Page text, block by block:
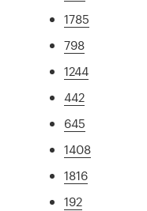
1785
798
1244
442
645
1408
1816
192